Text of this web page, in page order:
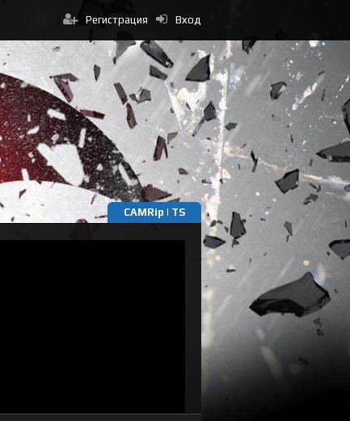
Вход
Регистрация
CAMRip | TS